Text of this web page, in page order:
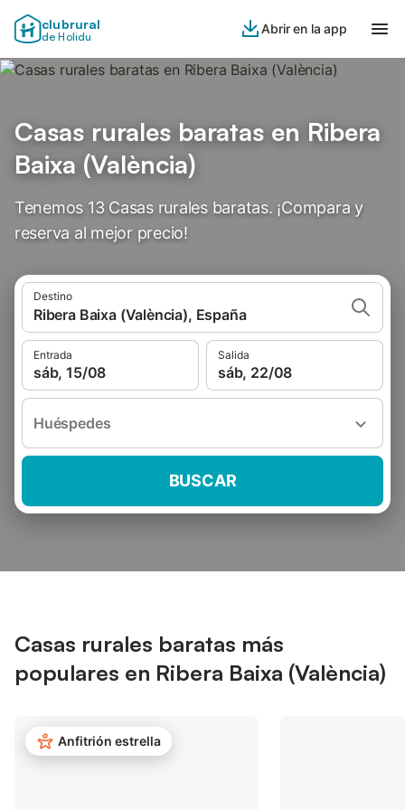
clubrural
de Holidu
Abrir en la app
Casas rurales baratas en Ribera
Baixa (València)
Tenemos 13 Casas rurales baratas. ¡Compara y
reserva al mejor precio!
Destino
Ribera Baixa (València), España
Entrada
sáb, 15/08
Salida
sáb, 22/08
Huéspedes
BUSCAR
Casas rurales baratas más
populares en Ribera Baixa (València)
Anfitrión estrella